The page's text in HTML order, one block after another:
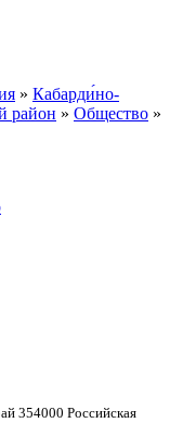
» Кабарди́но-
район » Общество »
354000 Российская